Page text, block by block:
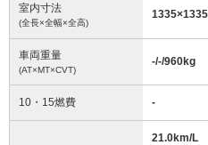
室内寸法
(全長×全幅×全高)
1335×1335
車両重量
(AT×MT×CVT)
-/-/960kg
10・15燃費 -
21.0km/L